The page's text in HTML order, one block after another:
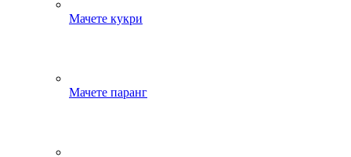
Мачете кукри
Мачете паранг